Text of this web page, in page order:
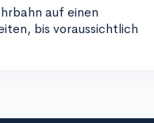
auf einen
bis voraussichtlich